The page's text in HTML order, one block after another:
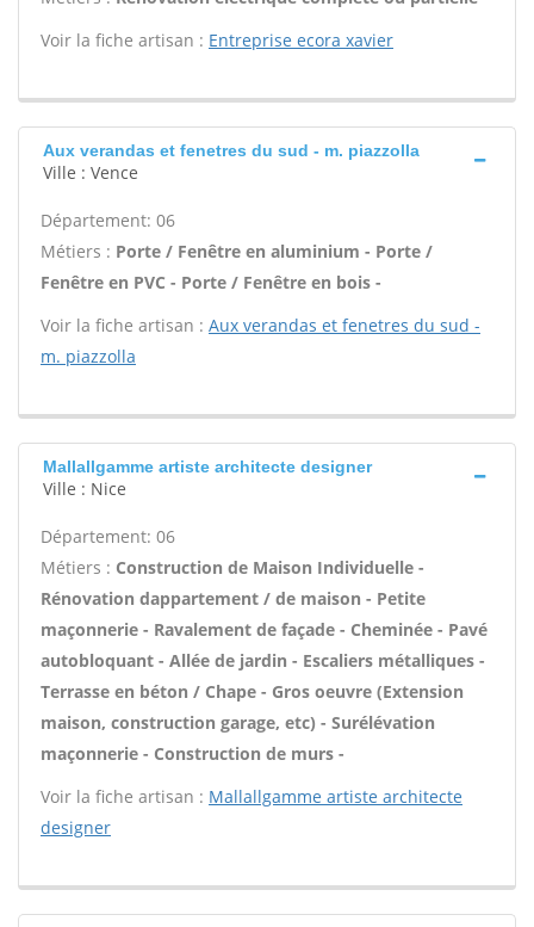
Voir la fiche artisan : Entreprise ecora xavier
Aux verandas et fenetres du sud - m. piazzolla
Ville : Vence
Département: 06
Métiers : Porte / Fenêtre en aluminium - Porte /
Fenêtre en PVC - Porte / Fenêtre en bois -
Voir la fiche artisan : Aux verandas et fenetres du sud -
m. piazzolla
Mallallgamme artiste architecte designer
Ville : Nice
Département: 06
Métiers : Construction de Maison Individuelle -
Rénovation dappartement / de maison - Petite
maçonnerie - Ravalement de façade - Cheminée - Pavé
autobloquant - Allée de jardin - Escaliers métalliques -
Terrasse en béton / Chape - Gros oeuvre (Extension
maison, construction garage, etc) - Surélévation
maçonnerie - Construction de murs -
Voir la fiche artisan : Mallallgamme artiste architecte
designer